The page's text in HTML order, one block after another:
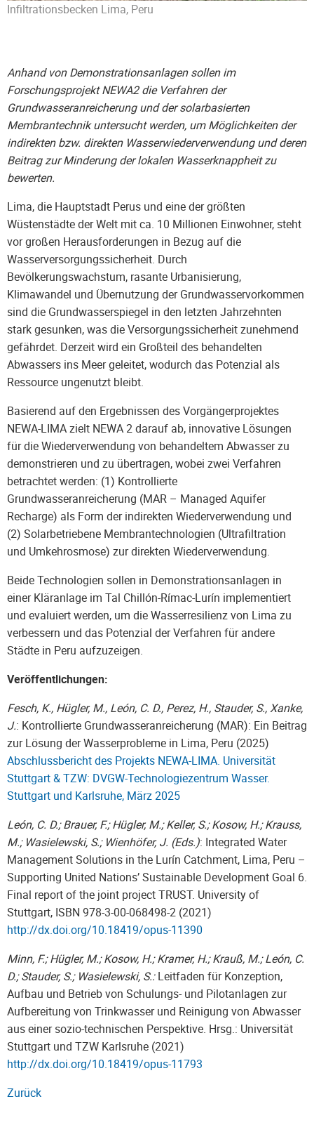
Infiltrationsbecken Lima, Peru
Anhand von Demonstrationsanlagen sollen im
Forschungsprojekt NEWA2 die Verfahren der
Grundwasseranreicherung und der solarbasierten
Membrantechnik untersucht werden, um Möglichkeiten der
indirekten bzw. direkten Wasserwiederverwendung und deren
Beitrag zur Minderung der lokalen Wasserknappheit zu
bewerten.
Lima, die Hauptstadt Perus und eine der größten
Wüstenstädte der Welt mit ca. 10 Millionen Einwohner, steht
vor großen Herausforderungen in Bezug auf die
Wasserversorgungssicherheit. Durch
Bevölkerungswachstum, rasante Urbanisierung,
Klimawandel und Übernutzung der Grundwasservorkommen
sind die Grundwasserspiegel in den letzten Jahrzehnten
stark gesunken, was die Versorgungssicherheit zunehmend
gefährdet. Derzeit wird ein Großteil des behandelten
Abwassers ins Meer geleitet, wodurch das Potenzial als
Ressource ungenutzt bleibt.
Basierend auf den Ergebnissen des Vorgängerprojektes
NEWA-LIMA zielt NEWA 2 darauf ab, innovative Lösungen
für die Wiederverwendung von behandeltem Abwasser zu
demonstrieren und zu übertragen, wobei zwei Verfahren
betrachtet werden: (1) Kontrollierte
Grundwasseranreicherung (MAR – Managed Aquifer
Recharge) als Form der indirekten Wiederverwendung und
(2) Solarbetriebene Membrantechnologien (Ultrafiltration
und Umkehrosmose) zur direkten Wiederverwendung.
Beide Technologien sollen in Demonstrationsanlagen in
einer Kläranlage im Tal Chillón-Rímac-Lurín implementiert
und evaluiert werden, um die Wasserresilienz von Lima zu
verbessern und das Potenzial der Verfahren für andere
Städte in Peru aufzuzeigen.
Veröffentlichungen:
Fesch, K., Hügler, M., León, C. D., Perez, H., Stauder, S., Xanke,
J.: Kontrollierte Grundwasseranreicherung (MAR): Ein Beitrag
zur Lösung der Wasserprobleme in Lima, Peru (2025)
Abschlussbericht des Projekts NEWA-LIMA. Universität
Stuttgart & TZW: DVGW-Technologiezentrum Wasser.
Stuttgart und Karlsruhe, März 2025
León, C. D.; Brauer, F.; Hügler, M.; Keller, S.; Kosow, H.; Krauss,
M.; Wasielewski, S.; Wienhöfer, J. (Eds.): Integrated Water
Management Solutions in the Lurín Catchment, Lima, Peru –
Supporting United Nations’ Sustainable Development Goal 6.
Final report of the joint project TRUST. University of
Stuttgart, ISBN 978-3-00-068498-2 (2021)
http://dx.doi.org/10.18419/opus-11390
Minn, F.; Hügler, M.; Kosow, H.; Kramer, H.; Krauß, M.; León, C.
D.; Stauder, S.; Wasielewski, S.:Leitfaden für Konzeption,
Aufbau und Betrieb von Schulungs- und Pilotanlagen zur
Aufbereitung von Trinkwasser und Reinigung von Abwasser
aus einer sozio-technischen Perspektive. Hrsg.: Universität
Stuttgart und TZW Karlsruhe (2021)
http://dx.doi.org/10.18419/opus-11793
Zurück